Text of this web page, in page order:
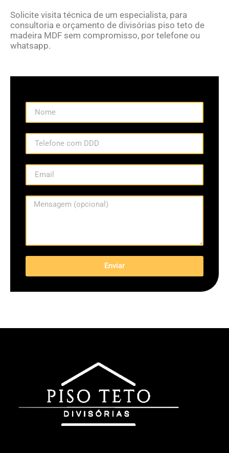
Solicite visita técnica de um especialista, para
consultoria e orçamento de divisórias piso teto de
madeira MDF sem compromisso, por telefone ou
whatsapp.
Enviar